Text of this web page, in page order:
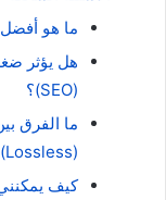
ما هو
هل يؤثر
(SEO)؟
(Lossless)؟
كيف